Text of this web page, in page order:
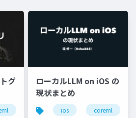
グ
iosdc ml
ローカルLLM on iOS の
現状まとめ
ios coreml